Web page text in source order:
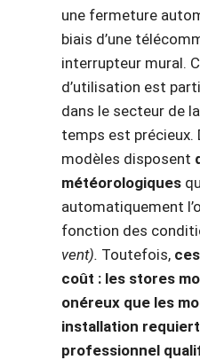
une fermeture
biais d’une
interrupteur mural.
d’utilisation est
dans le secteur de
temps est précieux.
modèles disposent
météorologiques
automatiquement
fonction des
vent). Toutefois,
coût : les stores
onéreux que les
installation requiert
professionnel